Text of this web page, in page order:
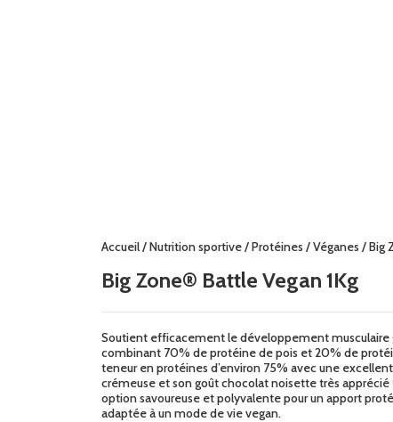
Accueil/Nutrition sportive/Protéines /Véganes / Big
Big Zone® Battle Vegan 1Kg
Soutient efficacement le développement musculaire
combinant 70% de protéine de pois et 20% de
teneur en protéines d’environ 75% avec une
crémeuse et son goût chocolat noisette très
option savoureuse et polyvalente pour un apport
adaptée à un mode de vie vegan.